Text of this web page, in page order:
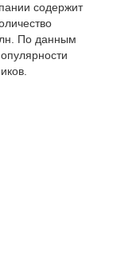
содержит
По данным